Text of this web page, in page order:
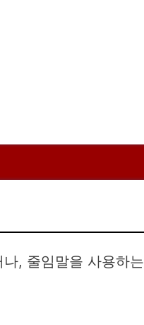
, 줄임말을 사용하는